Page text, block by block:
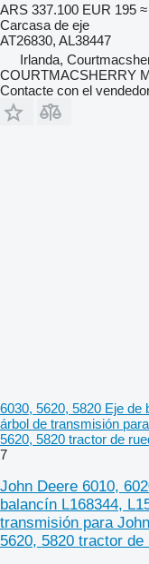
ARS 337.100 EUR 195
Carcasa de eje
AT26830, AL38447
Irlanda,
COURTMACSHERRY
Contacte con el
6030, 5620, 5820 Eje de
árbol de transmisión
5620, 5820 tractor de
7
John Deere 6010,
balancín L168344,
transmisión para
5620, 5820 tractor de